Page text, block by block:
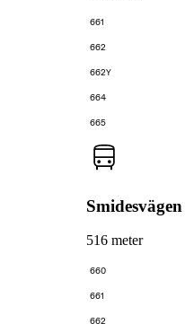
661
662
662Y
664
665
Smidesvägen
516 meter
660
661